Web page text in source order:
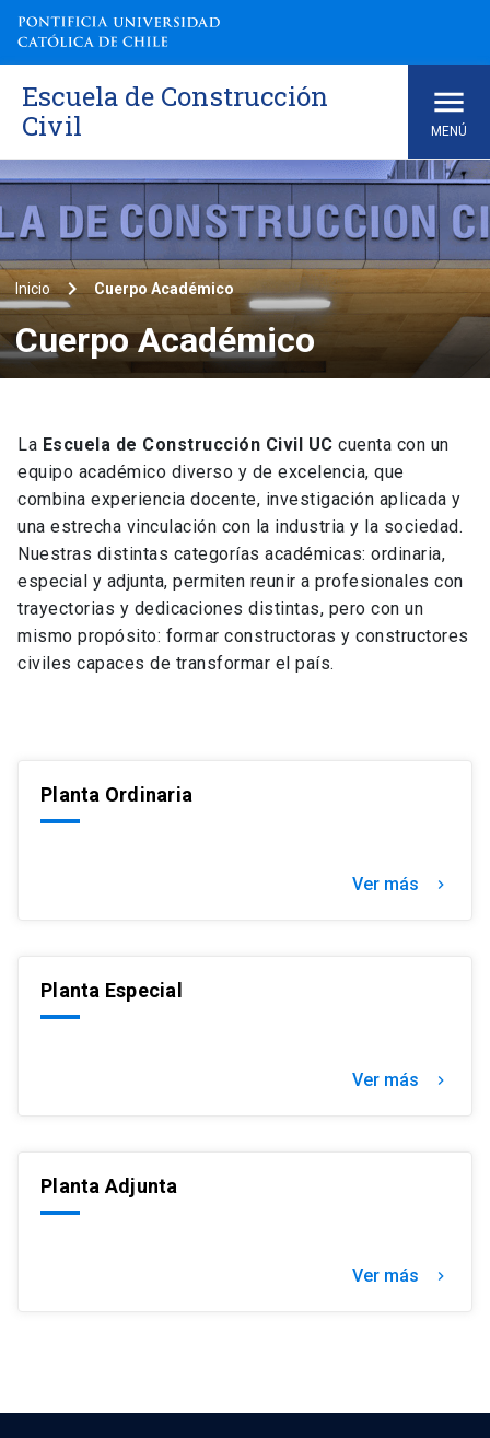
Skip
content
Escuela de Construcción
Civil
MENÚ
Inicio keyboard_arrow_right Cuerpo Académico
Cuerpo Académico
La Escuela de Construcción Civil UC cuenta con un
equipo académico diverso y de excelencia, que
combina experiencia docente, investigación aplicada y
una estrecha vinculación con la industria y la sociedad.
Nuestras distintas categorías académicas: ordinaria,
especial y adjunta, permiten reunir a profesionales con
trayectorias y dedicaciones distintas, pero con un
mismo propósito: formar constructoras y constructores
civiles capaces de transformar el país.
Planta Ordinaria
Ver más chevron_right
Planta Especial
Ver más chevron_right
Planta Adjunta
Ver más chevron_right